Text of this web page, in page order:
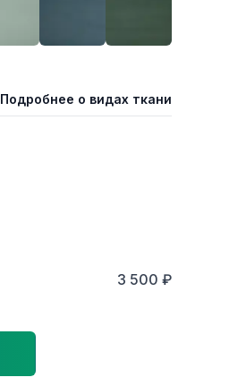
Подробнее о видах ткани
3 500 ₽